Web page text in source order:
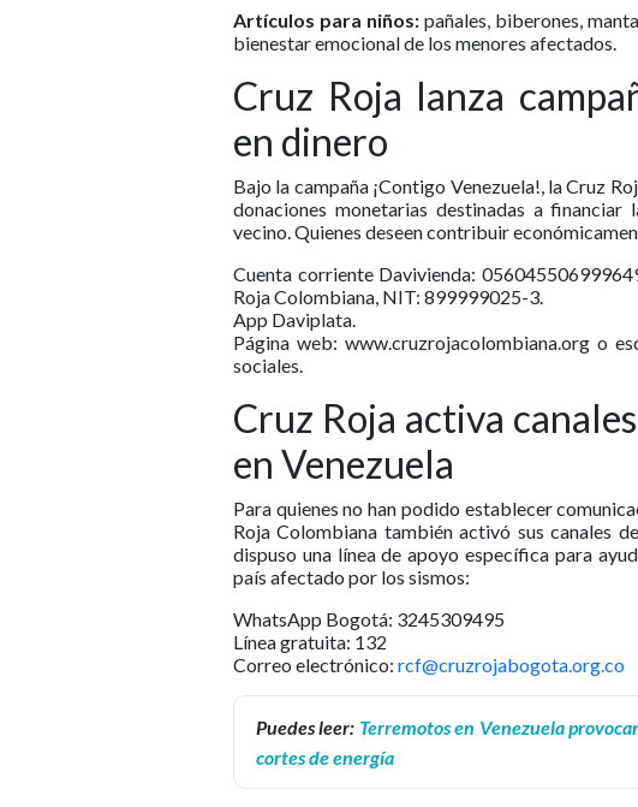
Artículos para niños: pañales, biberones,
bienestar emocional de los menores afectados.
Cruz Roja lanza
en dinero
Bajo la campaña ¡Contigo Venezuela!, la Cruz
donaciones monetarias destinadas a
vecino. Quienes deseen contribuir
Cuenta corriente Davivienda:
Roja Colombiana, NIT: 899999025-3.
App Daviplata.
Página web: www.cruzrojacolombiana.org o
sociales.
Cruz Roja activa
en Venezuela
Para quienes no han podido establecer
Roja Colombiana también activó sus canales
dispuso una línea de apoyo específica para
país afectado por los sismos:
WhatsApp Bogotá: 3245309495
Línea gratuita: 132
Correo electrónico: rcf@cruzrojabogota.org.co
Puedes leer: Terremotos en Venezuela
cortes de energía